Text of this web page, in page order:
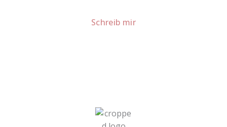
Schreib mir